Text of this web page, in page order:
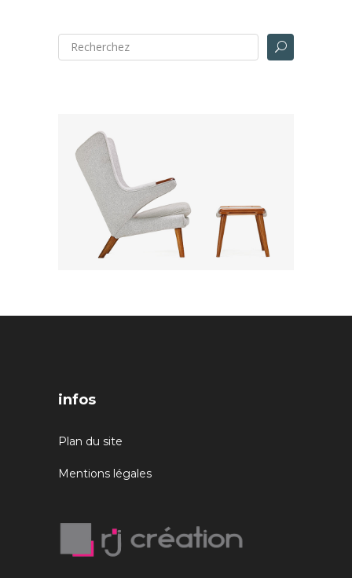
infos
Plan du site
Mentions légales